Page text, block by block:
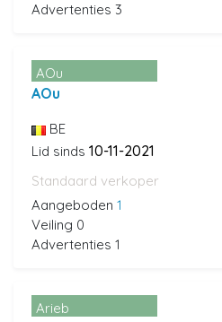
Advertenties 3
AOu
AOu
BE
Lid sinds 10-11-2021
Standaard verkoper
Aangeboden 1
Veiling 0
Advertenties 1
Arieb